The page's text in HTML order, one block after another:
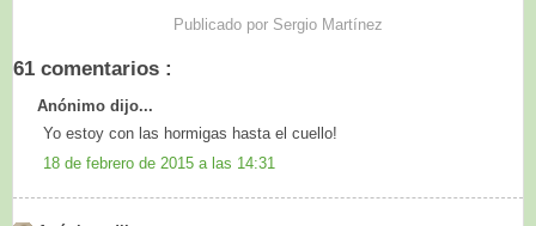
Publicado por Sergio Martínez
61 comentarios :
Anónimo dijo...
Yo estoy con las hormigas hasta el cuello!
18 de febrero de 2015 a las 14:31